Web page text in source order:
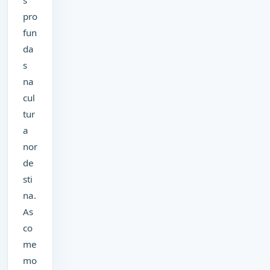
pro
fun
da
s
na
cul
tur
a
nor
de
sti
na.
As
co
me
mo